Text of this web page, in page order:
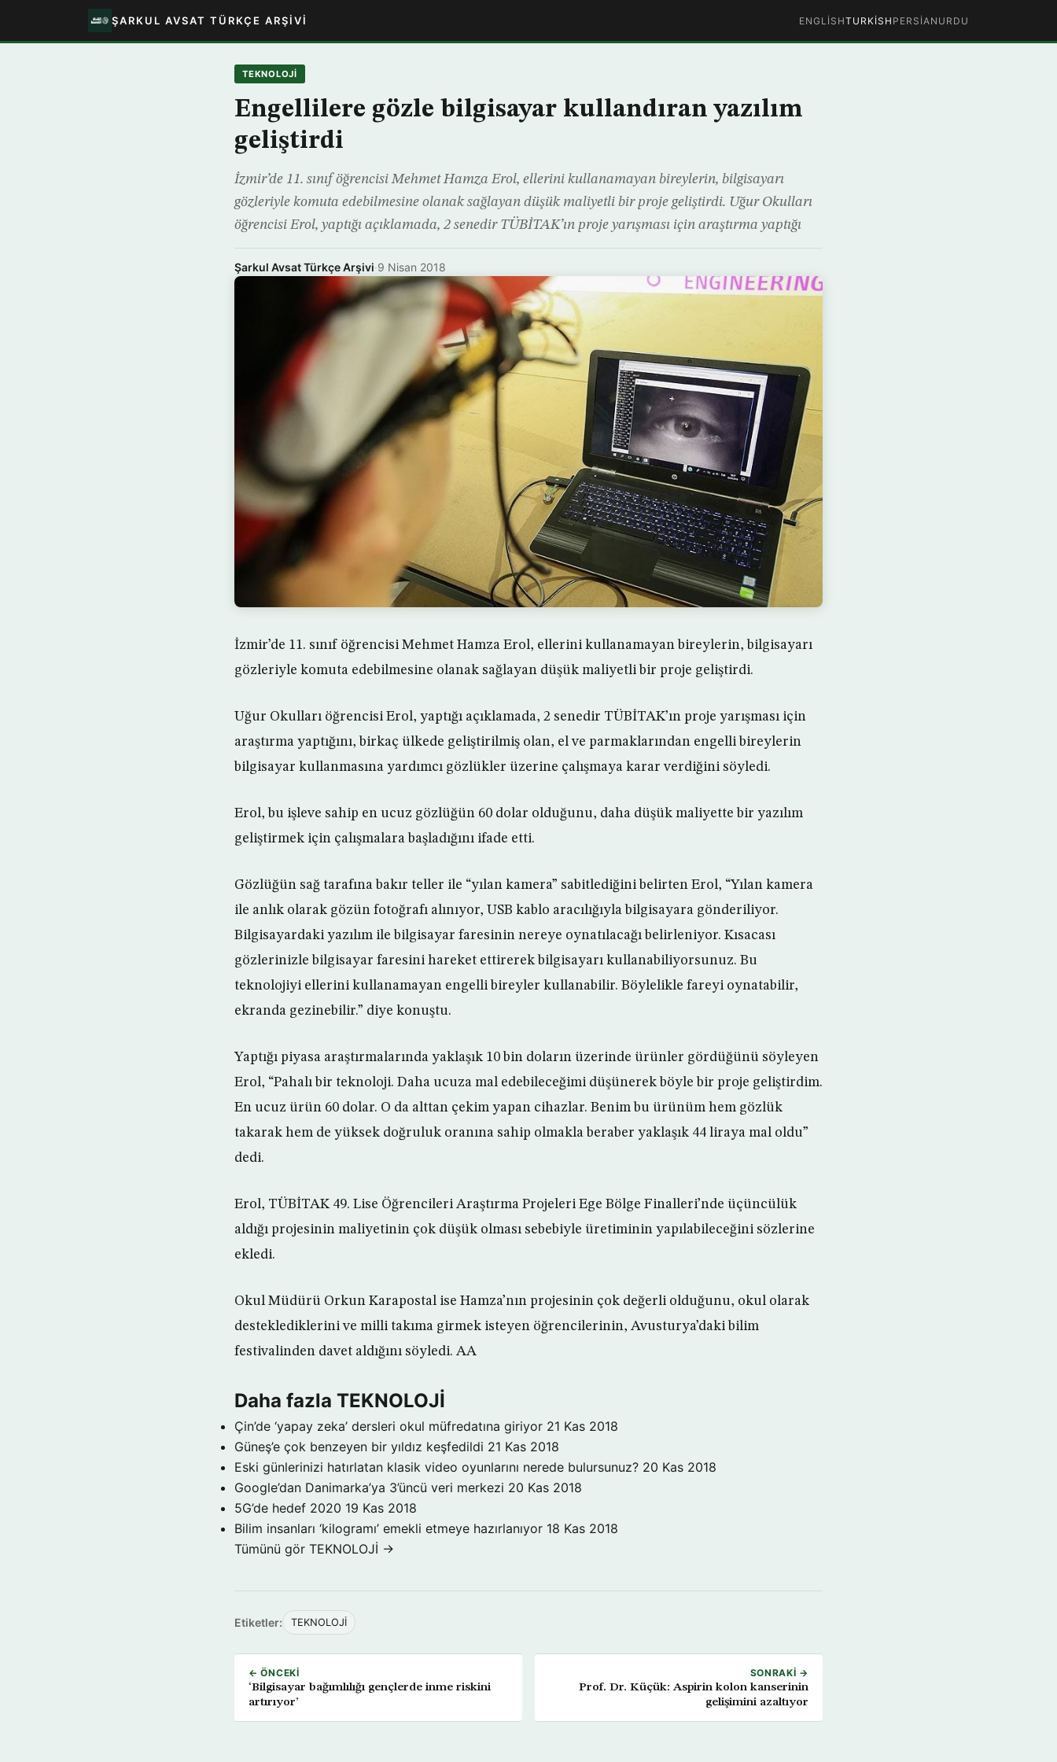
ŞARKUL AVSAT TÜRKÇE ARŞIVI ENGLISHTURKISH PERSIAN URDU
TEKNOLOJİ
Engellilere gözle bilgisayar kullandıran yazılım
geliştirdi
İzmir’de 11. sınıf öğrencisi Mehmet Hamza Erol, ellerini kullanamayan bireylerin, bilgisayarı
gözleriyle komuta edebilmesine olanak sağlayan düşük maliyetli bir proje geliştirdi. Uğur Okulları
öğrencisi Erol, yaptığı açıklamada, 2 senedir TÜBİTAK’ın proje yarışması için araştırma yaptığı
Şarkul Avsat Türkçe Arşivi·9 Nisan 2018
İzmir’de 11. sınıf öğrencisi Mehmet Hamza Erol, ellerini kullanamayan bireylerin, bilgisayarı
gözleriyle komuta edebilmesine olanak sağlayan düşük maliyetli bir proje geliştirdi.
Uğur Okulları öğrencisi Erol, yaptığı açıklamada, 2 senedir TÜBİTAK’ın proje yarışması için
araştırma yaptığını, birkaç ülkede geliştirilmiş olan, el ve parmaklarından engelli bireylerin
bilgisayar kullanmasına yardımcı gözlükler üzerine çalışmaya karar verdiğini söyledi.
Erol, bu işleve sahip en ucuz gözlüğün 60 dolar olduğunu, daha düşük maliyette bir yazılım
geliştirmek için çalışmalara başladığını ifade etti.
Gözlüğün sağ tarafına bakır teller ile “yılan kamera” sabitlediğini belirten Erol, “Yılan kamera
ile anlık olarak gözün fotoğrafı alınıyor, USB kablo aracılığıyla bilgisayara gönderiliyor.
Bilgisayardaki yazılım ile bilgisayar faresinin nereye oynatılacağı belirleniyor. Kısacası
gözlerinizle bilgisayar faresini hareket ettirerek bilgisayarı kullanabiliyorsunuz. Bu
teknolojiyi ellerini kullanamayan engelli bireyler kullanabilir. Böylelikle fareyi oynatabilir,
ekranda gezinebilir.” diye konuştu.
Yaptığı piyasa araştırmalarında yaklaşık 10 bin doların üzerinde ürünler gördüğünü söyleyen
Erol, “Pahalı bir teknoloji. Daha ucuza mal edebileceğimi düşünerek böyle bir proje geliştirdim.
En ucuz ürün 60 dolar. O da alttan çekim yapan cihazlar. Benim bu ürünüm hem gözlük
takarak hem de yüksek doğruluk oranına sahip olmakla beraber yaklaşık 44 liraya mal oldu”
dedi.
Erol, TÜBİTAK 49. Lise Öğrencileri Araştırma Projeleri Ege Bölge Finalleri’nde üçüncülük
aldığı projesinin maliyetinin çok düşük olması sebebiyle üretiminin yapılabileceğini sözlerine
ekledi.
Okul Müdürü Orkun Karapostal ise Hamza’nın projesinin çok değerli olduğunu, okul olarak
desteklediklerini ve milli takıma girmek isteyen öğrencilerinin, Avusturya’daki bilim
festivalinden davet aldığını söyledi. AA
Daha fazla TEKNOLOJİ
Çin’de ‘yapay zeka’ dersleri okul müfredatına giriyor 21 Kas 2018
Güneş’e çok benzeyen bir yıldız keşfedildi 21 Kas 2018
Eski günlerinizi hatırlatan klasik video oyunlarını nerede bulursunuz? 20 Kas 2018
Google’dan Danimarka’ya 3’üncü veri merkezi 20 Kas 2018
5G’de hedef 2020 19 Kas 2018
Bilim insanları ‘kilogramı’ emekli etmeye hazırlanıyor 18 Kas 2018
Tümünü gör TEKNOLOJİ →
Etiketler: TEKNOLOJİ
← ÖNCEKI
‘Bilgisayar bağımlılığı gençlerde inme riskini
artırıyor’
SONRAKI →
Prof. Dr. Küçük: Aspirin kolon kanserinin
gelişimini azaltıyor